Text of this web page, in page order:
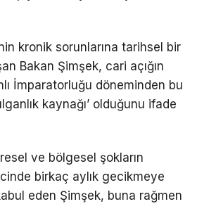
kronik sorunlarına tarihsel bir
Bakan Şimşek, cari açığın
İmparatorluğu döneminden bu
kaynağı’ olduğunu ifade
ve bölgesel şokların
birkaç aylık gecikmeye
eden Şimşek, buna rağmen